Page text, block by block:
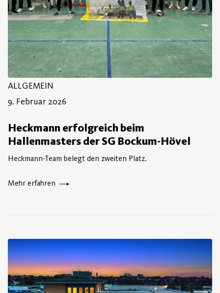
ALLGEMEIN
9. Februar 2026
Heckmann erfolgreich beim
Hallenmasters der SG Bockum-Hövel
Heckmann-Team belegt den zweiten Platz.
Mehr erfahren